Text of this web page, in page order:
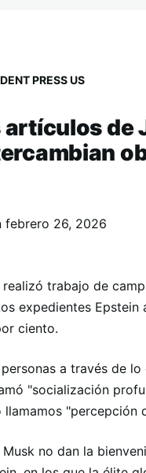
PRESS US
artículos de
febrero 26, 2026
trabajo de
expedientes Epstein
ciento.
a través de
"socialización
"percepción
no dan la